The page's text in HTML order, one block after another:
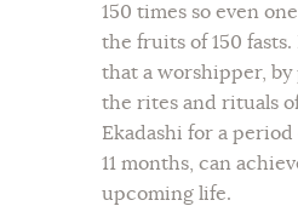
150 times so even
the fruits of 150 fasts.
that a worshipper, by
the rites and rituals
Ekadashi for a period
11 months, can
upcoming life.